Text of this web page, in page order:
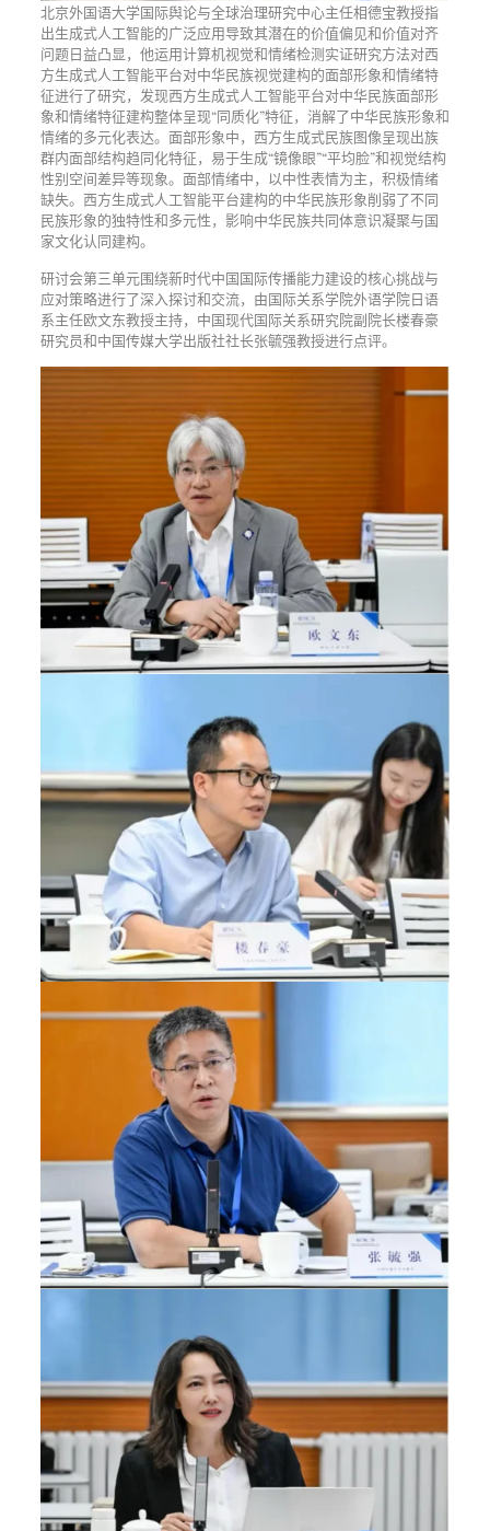
北京外国语大学国际舆论与全球治理研究中心主任相德宝教授指
出生成式人工智能的广泛应用导致其潜在的价值偏见和价值对齐
问题日益凸显，他运用计算机视觉和情绪检测实证研究方法对西
方生成式人工智能平台对中华民族视觉建构的面部形象和情绪特
征进行了研究，发现西方生成式人工智能平台对中华民族面部形
象和情绪特征建构整体呈现“同质化”特征，消解了中华民族形象和
情绪的多元化表达。面部形象中，西方生成式民族图像呈现出族
群内面部结构趋同化特征，易于生成“镜像眼”“平均脸”和视觉结构
性别空间差异等现象。面部情绪中，以中性表情为主，积极情绪
缺失。西方生成式人工智能平台建构的中华民族形象削弱了不同
民族形象的独特性和多元性，影响中华民族共同体意识凝聚与国
家文化认同建构。
研讨会第三单元围绕新时代中国国际传播能力建设的核心挑战与
应对策略进行了深入探讨和交流，由国际关系学院外语学院日语
系主任欧文东教授主持，中国现代国际关系研究院副院长楼春豪
研究员和中国传媒大学出版社社长张毓强教授进行点评。